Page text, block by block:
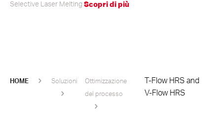
Selective Laser Melting Scopri di più
HOME Soluzioni
Ottimizzazione
del processo
T-Flow HRS and
V-Flow HRS